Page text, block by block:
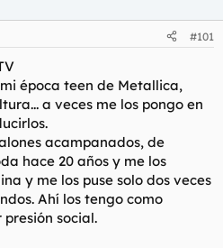
#101
época teen de Metallica,
a veces me los pongo en
acampanados, de
hace 20 años y me los
y me los puse solo dos veces
Ahí los tengo como
social.